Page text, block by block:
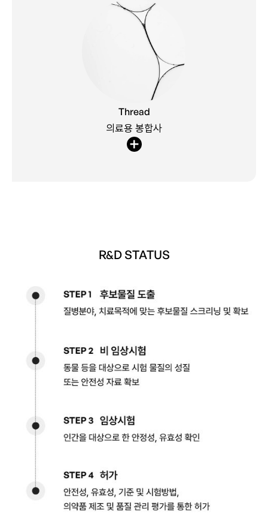
생체적합성 단백질로 구성된 흡수성 봉합사로, PDO 성분 대비 2배
이상 긴 유지기간, 높은 탄성, 유연성, 부드러움까지 두루 갖춘 PCL
성분 라인을 개발하여 제품 포트폴리오를 강화하고 있습니다.
Thread
의료용 봉합사
R&D STATUS